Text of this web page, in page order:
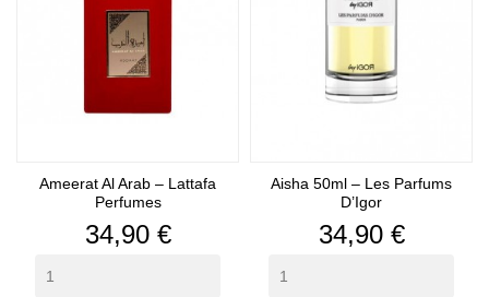
Ameerat Al Arab – Lattafa
Perfumes
Prix
34,90 €
Aisha 50ml – Les Parfums
D’Igor
Prix
34,90 €